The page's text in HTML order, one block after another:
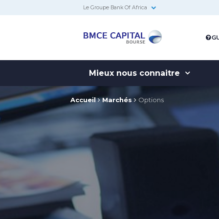
Le Groupe Bank Of Africa
Bourse
Mieux nous connaitre
Accueil Marchés Options